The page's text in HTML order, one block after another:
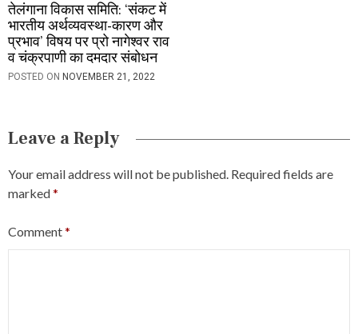
तेलंगाना विकास समिति: ‘संकट में
भारतीय अर्थव्यवस्था-कारण और
प्रभाव’ विषय पर प्रो नागेश्वर राव
व चंक्रपाणी का दमदार संबोधन
POSTED ON NOVEMBER 21, 2022
Leave a Reply
Your email address will not be published. Required fields are
marked*
Comment*